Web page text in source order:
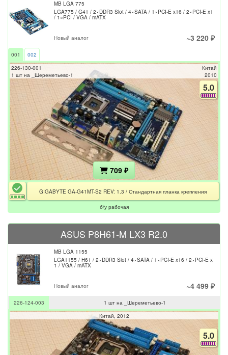
MB LGA 775
LGA775 / G41 / 2×DDR3 Slot / 4×SATA / 1×PCI-E x16 / 2×PCI-E x1
/ 1×PCI / VGA / mATX
Новый аналог ~3 220 ₽
001
002
226-130-001
1 шт на _Шереметьево-1
Китай
2010
5.0
709 ₽
GIGABYTE GA-G41MT-S2 REV: 1.3 / Стандартная планка крепления
б/у рабочая
ASUS P8H61-M LX3 R2.0
MB LGA 1155
LGA1155 / H61 / 2×DDR3 Slot / 4×SATA / 1×PCI-E x16 / 2×PCI-E x
1 / VGA / mATX
Новый аналог ~4 499 ₽
226-124-003
1 шт на _Шереметьево-1
Китай 2012
5.0